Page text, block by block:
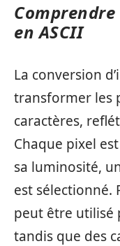
en ASCII
La conversion
transformer les
caractères,
Chaque pixel
sa luminosité,
est sélectionné.
peut être utilisé
tandis que des